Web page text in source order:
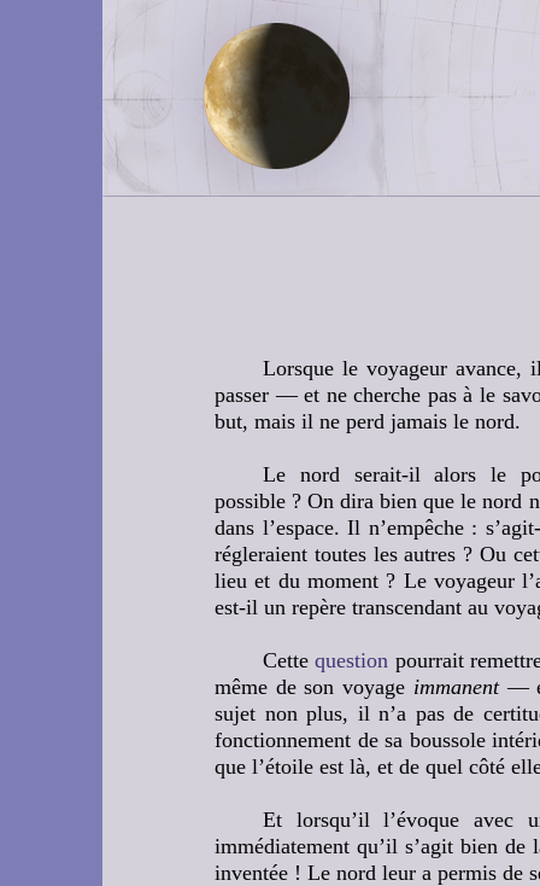
Lorsque le voyageur
passer — et ne cherche pas à le
but, mais il ne perd jamais le nord.
Le nord serait-il alors le
possible ? On dira bien que le nord
dans l’espace. Il n’empêche :
régleraient toutes les autres ? Ou
lieu et du moment ? Le voyageur
est-il un repère transcendant au
Cettequestion pourrait
même de son voyage immanent— et
sujet non plus, il n’a pas de
fonctionnement de sa boussole
que l’étoile est là, et de quel côté
Et lorsqu’il l’évoque avec
immédiatement qu’il s’agit bien de
inventée ! Le nord leur a permis de